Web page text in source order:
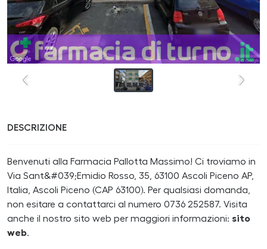
DESCRIZIONE
Benvenuti alla Farmacia Pallotta Massimo! Ci troviamo in
Via Sant&#039;Emidio Rosso, 35, 63100 Ascoli Piceno AP,
Italia, Ascoli Piceno (CAP 63100). Per qualsiasi domanda,
non esitare a contattarci al numero 0736 252587. Visita
anche il nostro sito web per maggiori informazioni: sito
web.